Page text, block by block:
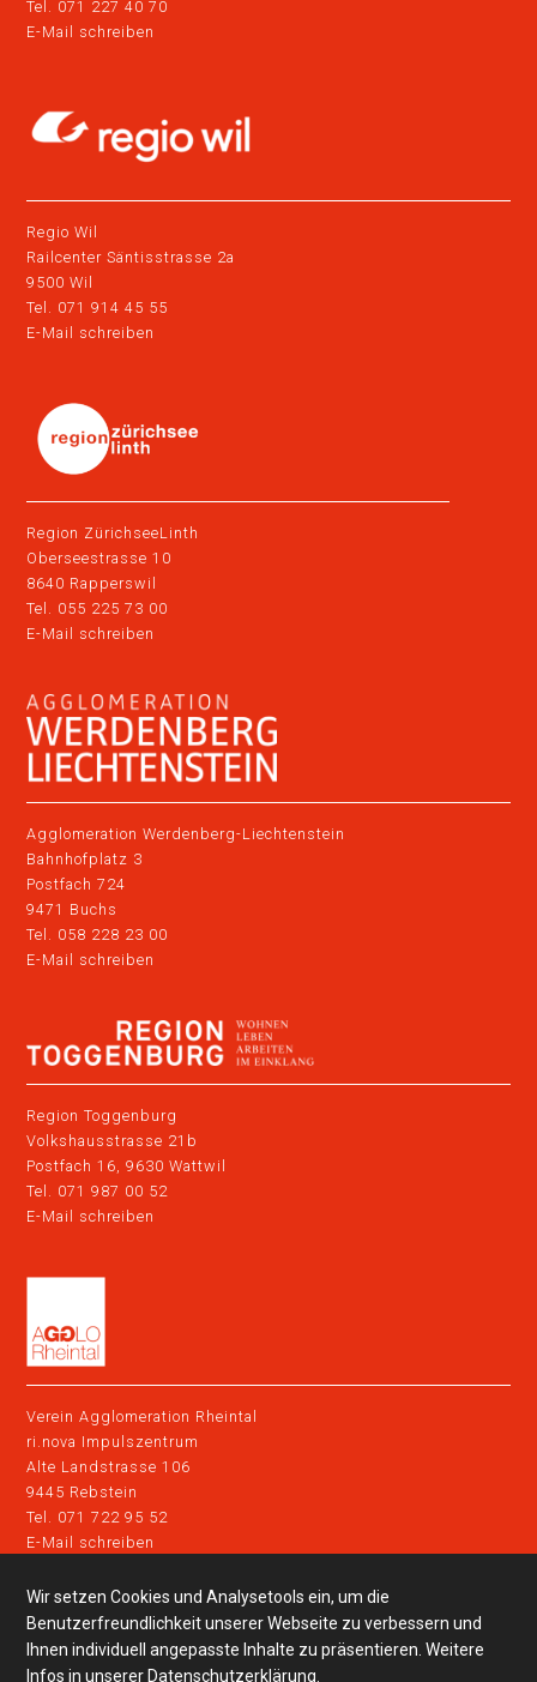
Tel. 071 227 40 70
E-Mail schreiben
Regio Wil
Railcenter Säntisstrasse 2a
9500 Wil
Tel. 071 914 45 55
E-Mail schreiben
Region ZürichseeLinth
Oberseestrasse 10
8640 Rapperswil
Tel. 055 225 73 00
E-Mail schreiben
Agglomeration Werdenberg-Liechtenstein
Bahnhofplatz 3
Postfach 724
9471 Buchs
Tel. 058 228 23 00
E-Mail schreiben
Region Toggenburg
Volkshausstrasse 21b
Postfach 16, 9630 Wattwil
Tel. 071 987 00 52
E-Mail schreiben
Verein Agglomeration Rheintal
ri.nova Impulszentrum
Alte Landstrasse 106
9445 Rebstein
Tel. 071 722 95 52
E-Mail schreiben
Impressum Datenschutz
clevermobil in der Region
Wir setzen Cookies und Analysetools ein, um die
Benutzerfreundlichkeit unserer Webseite zu verbessern und
Ihnen individuell angepasste Inhalte zu präsentieren. Weitere
Infos in unserer Datenschutzerklärung